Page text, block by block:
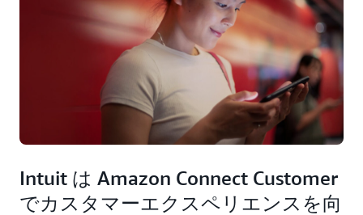
Intuit は Amazon Connect Customer
でカスタマーエクスペリエンスを向